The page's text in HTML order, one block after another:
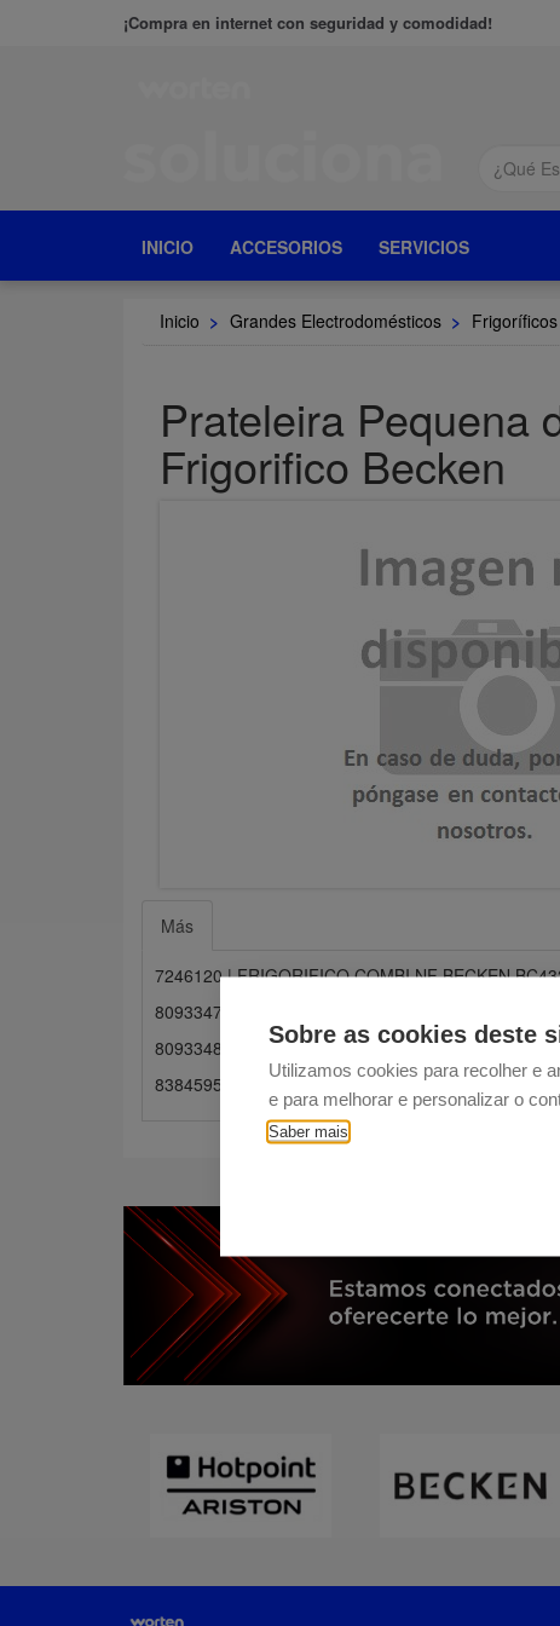
Sobre as cookies deste
Utilizamos cookies para recolher e
e para melhorar e personalizar o
Saber mais
¡Compra en internet con seguridad y comodidad!
INICIO ACCESORIOS SERVICIOS
Inicio > Grandes Electrodomésticos >
Prateleira Pequena
Frigorifico Becken
Más
7246120 | FRIGORIFICO COMBI NF BECKEN
8093347 | FRIG.COMBI. BECKEN BOOSTCOOLING
8093348 | FRIG.COMBI. BECKEN BOOSTCOOLING
8384595 | FRIG.COMBI. BECKEN